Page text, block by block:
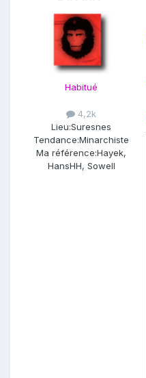
Habitué
4,2k
Lieu:Suresnes
Tendance:Minarchiste
Ma référence:Hayek,
HansHH, Sowell